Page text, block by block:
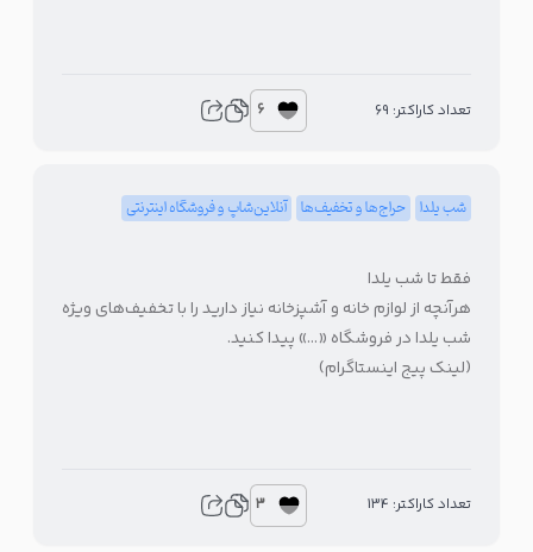
تعداد کاراکتر: 69 6
شب یلدا حراج‌ها و تخفیف‌ها آنلاین‌شاپ و فروشگاه اینترنتی
فقط تا شب یلدا
هرآنچه از لوازم خانه و آشپزخانه نیاز دارید را با تخفیف‌های ویژه
شب یلدا در فروشگاه «…» پیدا کنید.
(لینک پیج اینستاگرام)
تعداد کاراکتر: 134 3